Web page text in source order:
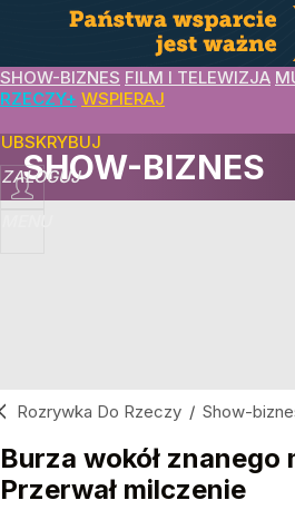
SHOW-BIZNES FILM I TELEWIZJA
RZECZY+ WSPIERAJ
ZALOGUJ
SHOW-BIZNES
Rozrywka Do Rzeczy / Show-
Burza wokół znanego
Przerwał milczenie